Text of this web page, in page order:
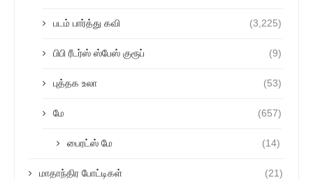
படம் பார்த்து கவி (3,225)
பிபி ரீடர்ஸ் ஸ்பேஸ் குரூப் (9)
புத்தக உலா (53)
மே (657)
பைரட்ஸ் மே (14)
மாதாந்திர போட்டிகள் (21)